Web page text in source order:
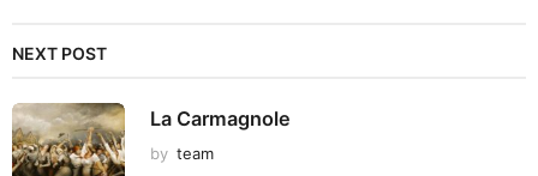
NEXT POST
La Carmagnole
by team